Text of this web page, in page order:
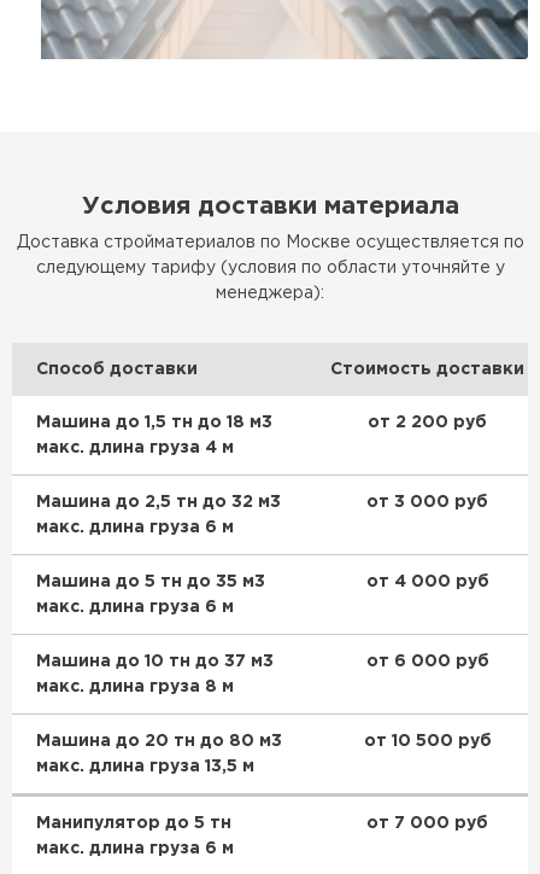
Условия доставки материала
Доставка стройматериалов по Москве осуществляется по
следующему тарифу (условия по области уточняйте у
менеджера):
Способ доставки Стоимость доставки
Машина до 1,5 тн до 18 м3
макс. длина груза 4 м
от 2 200 руб
Машина до 2,5 тн до 32 м3
макс. длина груза 6 м
от 3 000 руб
Машина до 5 тн до 35 м3
макс. длина груза 6 м
от 4 000 руб
Машина до 10 тн до 37 м3
макс. длина груза 8 м
от 6 000 руб
Машина до 20 тн до 80 м3
макс. длина груза 13,5 м
от 10 500 руб
Манипулятор до 5 тн
макс. длина груза 6 м
от 7 000 руб